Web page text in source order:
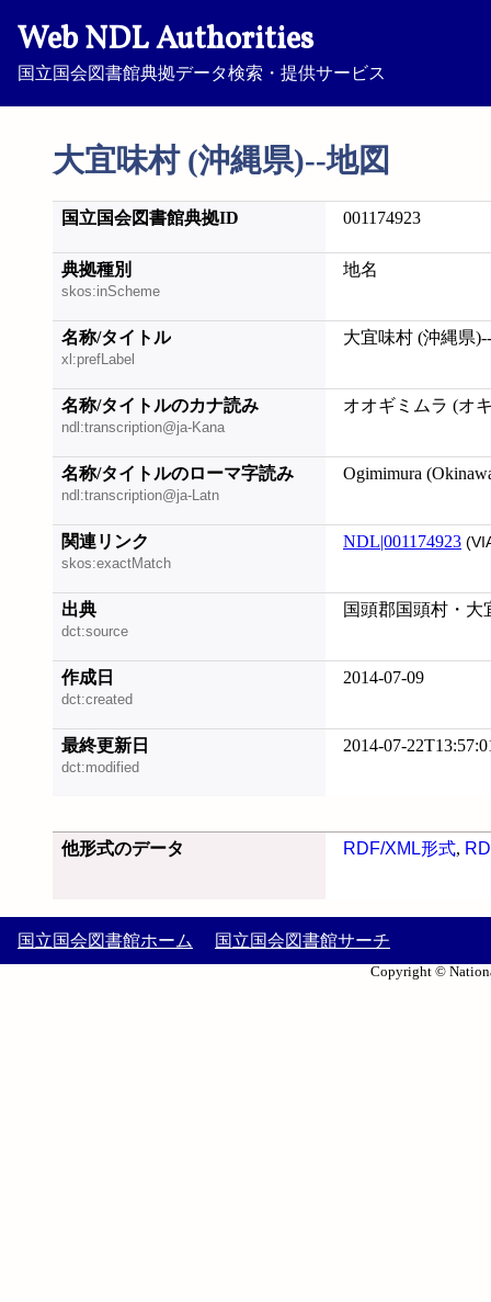
Web NDL Authorities
国立国会図書館典拠データ検索・提供サービス
大宜味村 (沖縄県)--地図
国立国会図書館典拠ID 001174923
典拠種別
skos:inScheme
地名
名称/タイトル
xl:prefLabel
大宜味村 (沖縄県
名称/タイトルのカナ読み
ndl:transcription@ja-Kana
オオギミムラ (オ
名称/タイトルのローマ字読み
ndl:transcription@ja-Latn
Ogimimura
関連リンク
skos:exactMatch
NDL|001174923
出典
dct:source
国頭郡国頭村・大
作成日
dct:created
2014-07-09
最終更新日
dct:modified
2014-07-
他形式のデータ RDF/XML形式,
国立国会図書館ホーム 国立国会図書館サーチ
Copyright ©